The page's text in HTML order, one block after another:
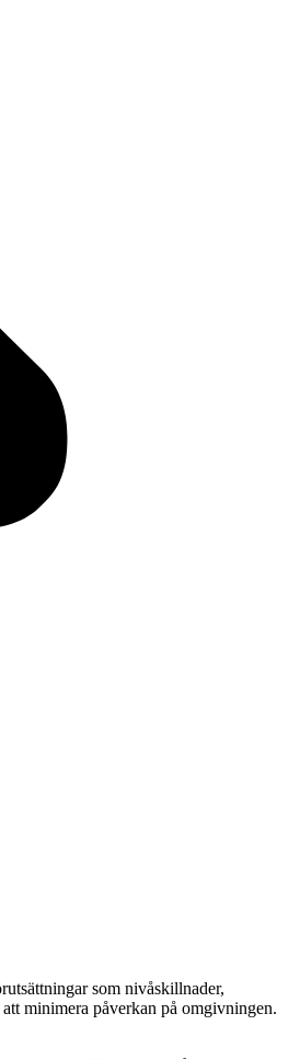
som nivåskillnader,
minimera påverkan på omgivningen.